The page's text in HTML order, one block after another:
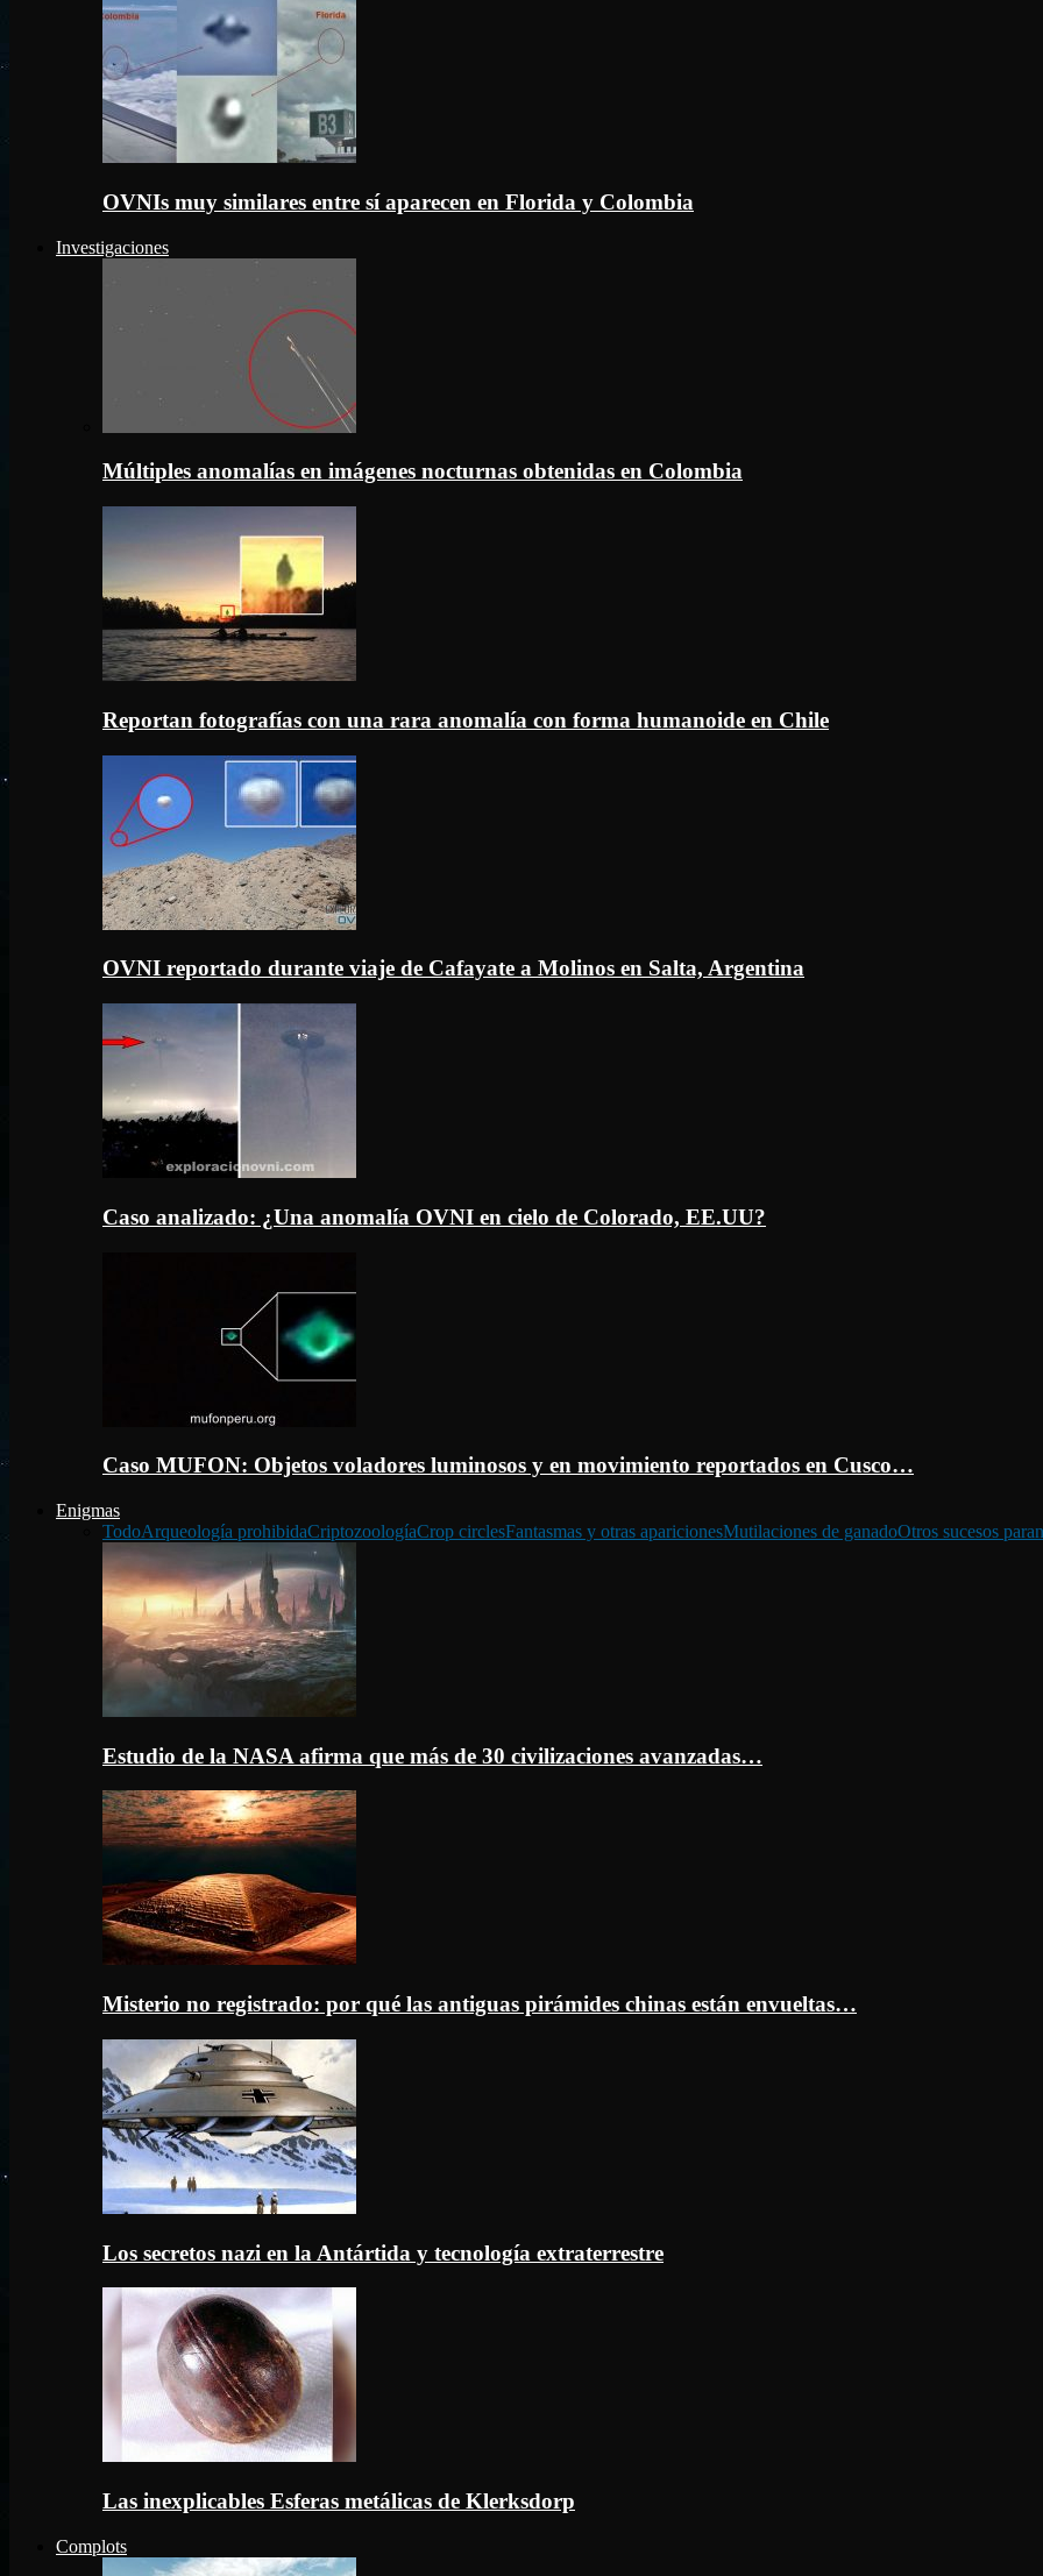
OVNIs muy similares entre sí aparecen en Florida y Colombia
Investigaciones
Múltiples anomalías en imágenes nocturnas obtenidas en Colombia
Reportan fotografías con una rara anomalía con forma humanoide en Chile
OVNI reportado durante viaje de Cafayate a Molinos en Salta, Argentina
Caso analizado: ¿Una anomalía OVNI en cielo de Colorado, EE.UU?
Caso MUFON: Objetos voladores luminosos y en movimiento reportados en Cusco…
Enigmas
TodoArqueología prohibidaCriptozoologíaCrop circlesFantasmas y otras aparicionesMutilaciones de ganadoOtros sucesos
Estudio de la NASA afirma que más de 30 civilizaciones avanzadas…
Misterio no registrado: por qué las antiguas pirámides chinas están envueltas…
Los secretos nazi en la Antártida y tecnología extraterrestre
Las inexplicables Esferas metálicas de Klerksdorp
Complots